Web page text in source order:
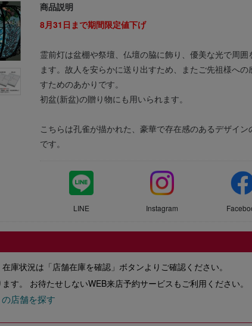
商品説明
8月31日まで期間限定値下げ
霊前灯は盆棚や祭壇、仏壇の脇に飾り、優美な光で周囲
ます。故人を安らかに送り出すため、またご先祖様への
すためのあかりです。
初盆(新盆)の贈り物にも用いられます。
こちらは孔雀が描かれた、豪華で存在感のあるデザイン
です。
LINE Instagram
庫状況は「店舗在庫を確認」ボタンよりご確認ください。
す。 お待たせしないWEB来店予約サービスもご利用ください。
店舗を探す